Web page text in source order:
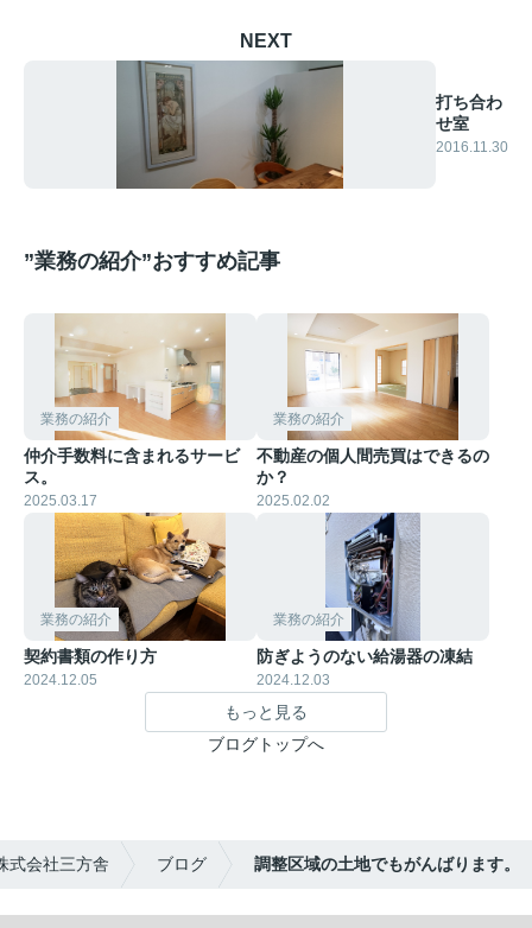
NEXT
打ち合わ
せ室
2016.11.30
”業務の紹介”おすすめ記事
業務の紹介
仲介手数料に含まれるサービ
ス。
2025.03.17
業務の紹介
不動産の個人間売買はできるの
か？
2025.02.02
業務の紹介
契約書類の作り方
2024.12.05
業務の紹介
防ぎようのない給湯器の凍結
2024.12.03
もっと見る
ブログトップへ
式会社三方舎 ブログ 調整区域の土地でもがんばります。